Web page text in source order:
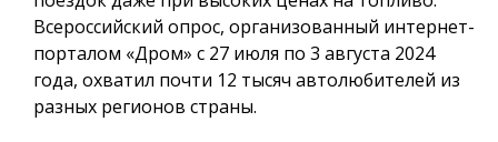
Всероссийский опрос, организованный интернет-
порталом «Дром» с 27 июля по 3 августа 2024
года, охватил почти 12 тысяч автолюбителей из
разных регионов страны.